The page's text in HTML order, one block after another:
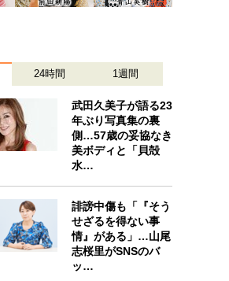
24時間 1週間
武田久美子が語る23
年ぶり写真集の裏
側…57歳の妥協なき
美ボディと「貝殻
水…
誹謗中傷も「『そう
せざるを得ない事
情』がある」…山尾
志桜里がSNSのバ
ッ…